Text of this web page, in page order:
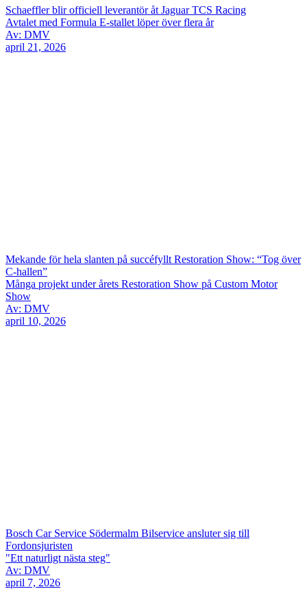
Schaeffler blir officiell leverantör åt Jaguar TCS Racing
Avtalet med Formula E-stallet löper över flera år
Av: DMV
april 21, 2026
Mekande för hela slanten på succéfyllt Restoration Show: “Tog över
C-hallen”
Många projekt under årets Restoration Show på Custom Motor
Show
Av: DMV
april 10, 2026
Bosch Car Service Södermalm Bilservice ansluter sig till
Fordonsjuristen
"Ett naturligt nästa steg"
Av: DMV
april 7, 2026